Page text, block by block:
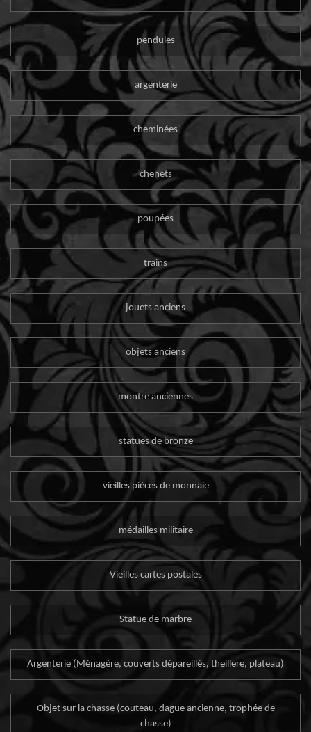
pendules
argenterie
cheminées
chenets
poupées
trains
jouets anciens
objets anciens
montre anciennes
statues de bronze
vieilles pièces de monnaie
médailles militaire
Vieilles cartes postales
Statue de marbre
Argenterie (Ménagère, couverts dépareillés, theillere, plateau)
Objet sur la chasse (couteau, dague ancienne, trophée de
chasse)